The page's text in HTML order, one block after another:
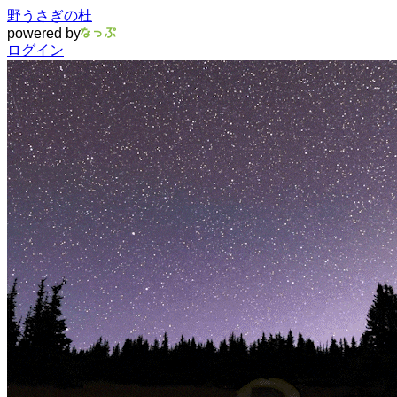
野うさぎの杜
powered by
ログイン